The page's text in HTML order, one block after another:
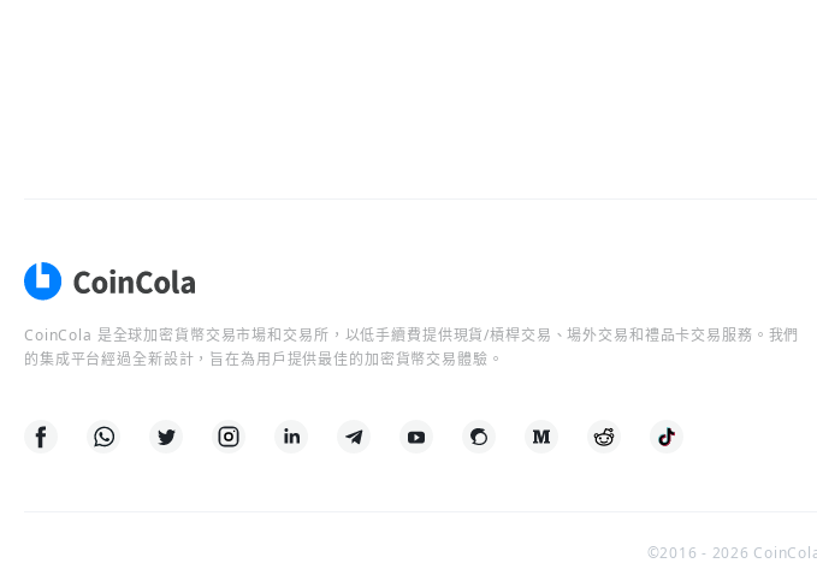
CoinCola 是全球加密貨幣交易市場和交易所，以低手續費提供現貨/槓桿交易、場外交易和禮品卡交易服務。我們
的集成平台經過全新設計，旨在為用戶提供最佳的加密貨幣交易體驗。
©2016 - 2026